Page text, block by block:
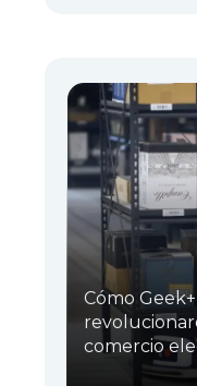
Cómo
comercio